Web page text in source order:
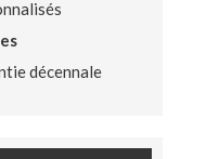
décennale